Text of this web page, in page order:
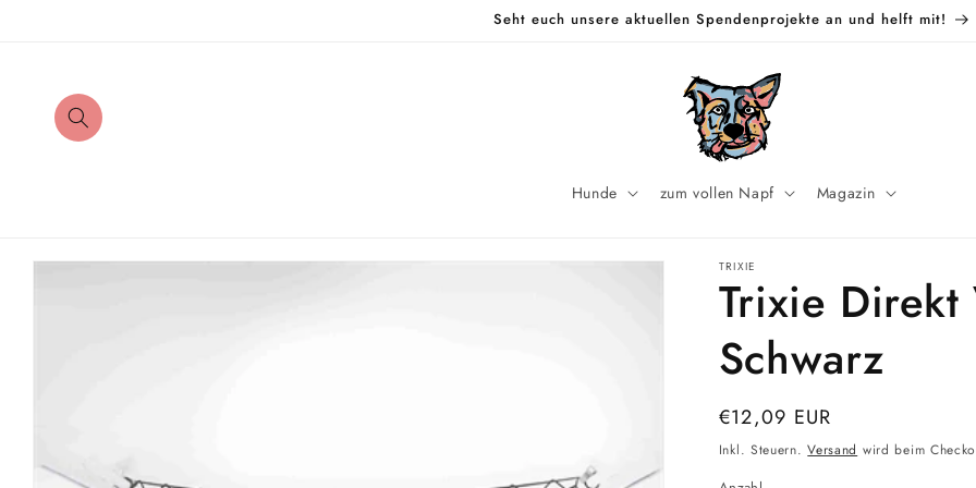
Seht euch unsere aktuellen Spendenprojekte an und helft mit!
Hunde zum vollen Napf Magazin
Zu
TRIXIE
Trixie
Schwarz
Normaler
Preis
€12,09 EUR
Inkl. Steuern.Versand wird beim